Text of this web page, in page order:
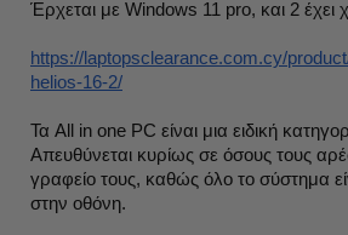
Έρχεται με Windows 11 pro, και 2 έχει
https://laptopsclearance.com.cy/
helios-16-2/
Τα All in one PC είναι μια ειδική
Απευθύνεται κυρίως σε όσους τους
γραφείο τους, καθώς όλο το σύστημα
στην οθόνη.